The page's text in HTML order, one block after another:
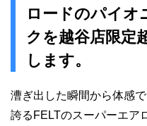
ロードのパイオ
クを越谷店限定
します。
漕ぎ出した瞬間から体感
誇るFELTのスーパーエア